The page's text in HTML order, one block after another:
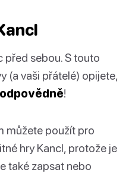
před sebou. S touto
(a vaši přátelé) opijete,
!
můžete použít pro
hry Kancl, protože je
také zapsat nebo